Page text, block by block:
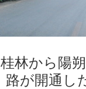
桂林から陽
路が開通し